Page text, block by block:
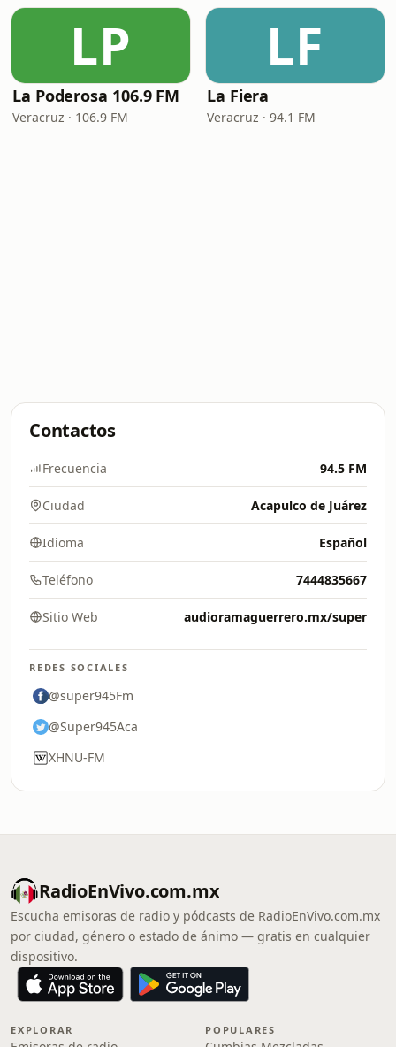
LP
La Poderosa 106.9 FM
Veracruz · 106.9 FM
LF
La Fiera
Veracruz · 94.1 FM
Contactos
Frecuencia 94.5 FM
Ciudad Acapulco de Juárez
Idioma Español
Teléfono 7444835667
Sitio Web audioramaguerrero.mx/super
REDES SOCIALES
@super945Fm
@Super945Aca
XHNU-FM
RadioEnVivo.com.mx
Escucha emisoras de radio y pódcasts de RadioEnVivo.com.mx
por ciudad, género o estado de ánimo — gratis en cualquier
dispositivo.
EXPLORAR POPULARES